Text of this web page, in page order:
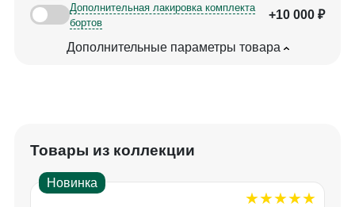
Дополнительная лакировка комплекта
бортов
+10 000 ₽
Дополнительные параметры товара
Товары из коллекции
Новинка